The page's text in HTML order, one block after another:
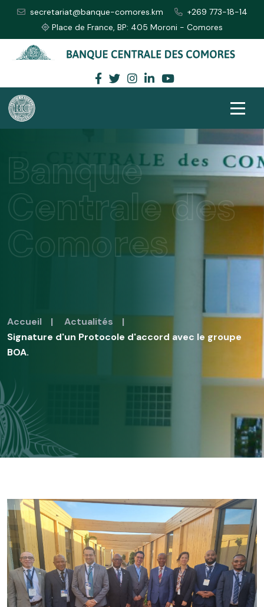
secretariat@banque-comores.km
+269 773-18-14
Place de France, BP: 405 Moroni - Comores
Banque
Centrale des
Comores
Accueil | Actualités
|
Signature d'un Protocole d'accord avec le groupe
BOA.